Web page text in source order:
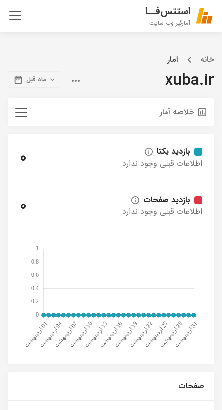
استتس‌فــا
آمارگیر وب سایت
خانه آمار
xuba.ir ماه قبل
خلاصه آمار
بازدید یکتا
اطلاعات قبلی وجود ندارد
0
بازدید صفحات
اطلاعات قبلی وجود ندارد
0
صفحات